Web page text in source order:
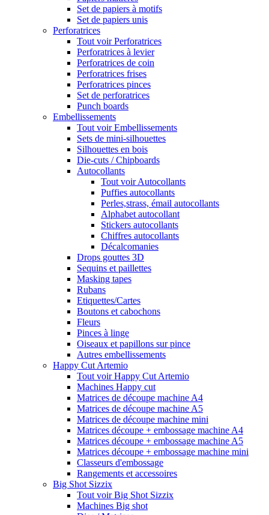
Set de papiers à motifs
Set de papiers unis
Perforatrices
Tout voir Perforatrices
Perforatrices à levier
Perforatrices de coin
Perforatrices frises
Perforatrices pinces
Set de perforatrices
Punch boards
Embellissements
Tout voir Embellissements
Sets de mini-silhouettes
Silhouettes en bois
Die-cuts / Chipboards
Autocollants
Tout voir Autocollants
Puffies autocollants
Perles,strass, émail autocollants
Alphabet autocollant
Stickers autocollants
Chiffres autocollants
Décalcomanies
Drops gouttes 3D
Sequins et paillettes
Masking tapes
Rubans
Etiquettes/Cartes
Boutons et cabochons
Fleurs
Pinces à linge
Oiseaux et papillons sur pince
Autres embellissements
Happy Cut Artemio
Tout voir Happy Cut Artemio
Machines Happy cut
Matrices de découpe machine A4
Matrices de découpe machine A5
Matrices de découpe machine mini
Matrices découpe + embossage machine A4
Matrices découpe + embossage machine A5
Matrices découpe + embossage machine mini
Classeurs d'embossage
Rangements et accessoires
Big Shot Sizzix
Tout voir Big Shot Sizzix
Machines Big shot